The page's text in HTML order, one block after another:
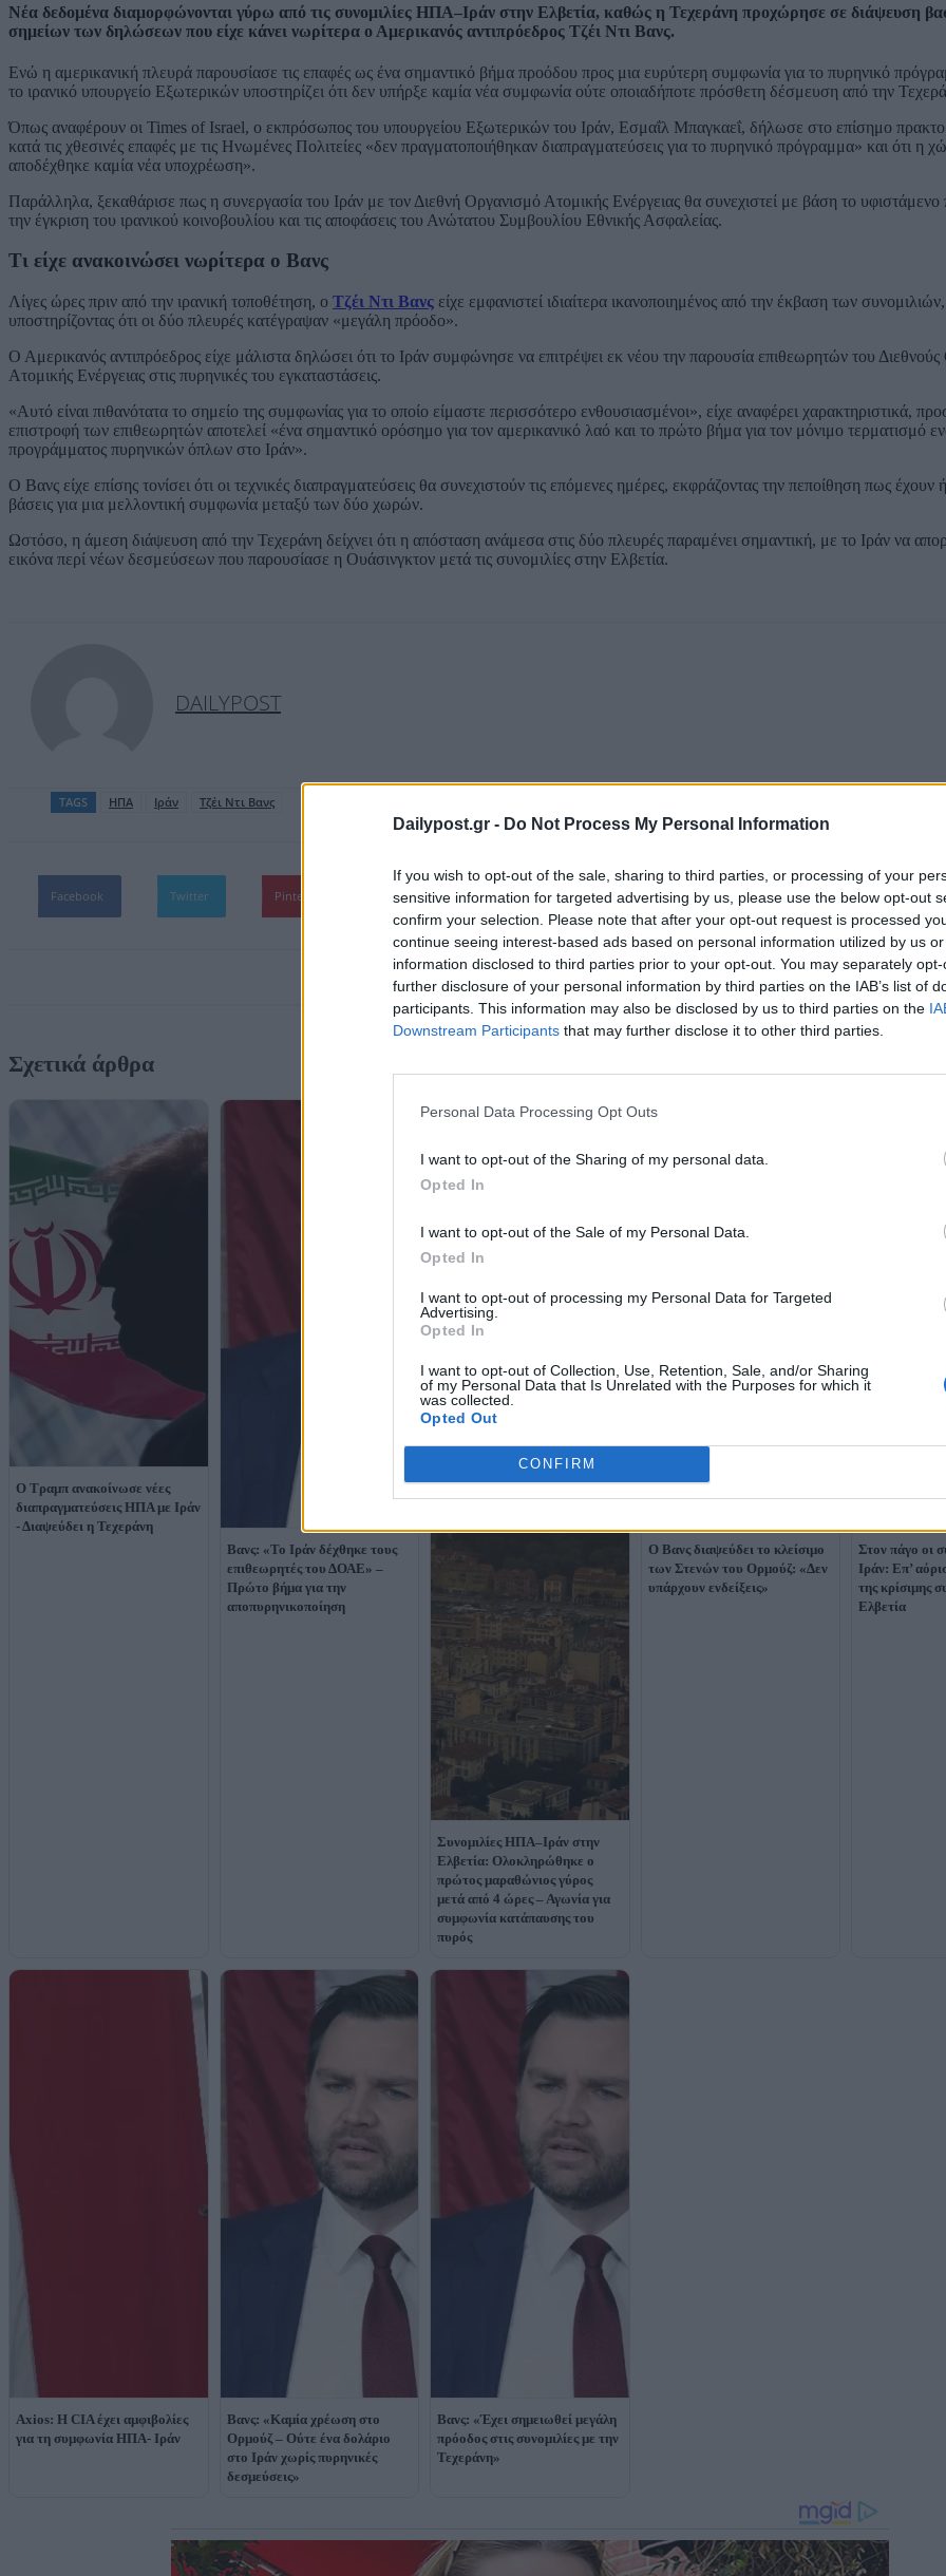
Dailypost.gr - Do Not Process My Personal Information
If you wish to opt-out of the sale, sharing to third parties, or processing of your
sensitive information for targeted advertising by us, please use the below opt-out
confirm your selection. Please note that after your opt-out request is processed
continue seeing interest-based ads based on personal information utilized by us
information disclosed to third parties prior to your opt-out. You may separately
further disclosure of your personal information by third parties on the IAB’s list of
participants. This information may also be disclosed by us to third parties on the
Downstream Participants that may further disclose it to other third parties.
Personal Data Processing Opt Outs
I want to opt-out of the Sharing of my personal data.
Opted In
I want to opt-out of the Sale of my Personal Data.
Opted In
I want to opt-out of processing my Personal Data for Targeted
Advertising.
Opted In
I want to opt-out of Collection, Use, Retention, Sale, and/or Sharing
of my Personal Data that Is Unrelated with the Purposes for which it
was collected.
Opted Out
CONFIRM
Νέα δεδομένα διαμορφώνονται γύρω από τις συνομιλίες ΗΠΑ–Ιράν στην Ελβετία, καθώς η Τεχεράνη προχώρησε σε διάψευση
σημείων των δηλώσεων που είχε κάνει νωρίτερα ο Αμερικανός αντιπρόεδρος Τζέι Ντι Βανς.
Ενώ η αμερικανική πλευρά παρουσίασε τις επαφές ως ένα σημαντικό βήμα προόδου προς μια ευρύτερη συμφωνία για το πυρηνικό
το ιρανικό υπουργείο Εξωτερικών υποστηρίζει ότι δεν υπήρξε καμία νέα συμφωνία ούτε οποιαδήποτε πρόσθετη δέσμευση από την
Όπως αναφέρουν οι Times of Israel, ο εκπρόσωπος του υπουργείου Εξωτερικών του Ιράν, Εσμαΐλ Μπαγκαεΐ, δήλωσε στο επίσημο
κατά τις χθεσινές επαφές με τις Ηνωμένες Πολιτείες «δεν πραγματοποιήθηκαν διαπραγματεύσεις για το πυρηνικό πρόγραμμα» και ότι η
αποδέχθηκε καμία νέα υποχρέωση».
Παράλληλα, ξεκαθάρισε πως η συνεργασία του Ιράν με τον Διεθνή Οργανισμό Ατομικής Ενέργειας θα συνεχιστεί με βάση το υφιστάμενο
την έγκριση του ιρανικού κοινοβουλίου και τις αποφάσεις του Ανώτατου Συμβουλίου Εθνικής Ασφαλείας.
Τι είχε ανακοινώσει νωρίτερα ο Βανς
Λίγες ώρες πριν από την ιρανική τοποθέτηση, ο Τζέι Ντι Βανς είχε εμφανιστεί ιδιαίτερα ικανοποιημένος από την έκβαση των συνομιλιών,
υποστηρίζοντας ότι οι δύο πλευρές κατέγραψαν «μεγάλη πρόοδο».
Ο Αμερικανός αντιπρόεδρος είχε μάλιστα δηλώσει ότι το Ιράν συμφώνησε να επιτρέψει εκ νέου την παρουσία επιθεωρητών του
Ατομικής Ενέργειας στις πυρηνικές του εγκαταστάσεις.
«Αυτό είναι πιθανότατα το σημείο της συμφωνίας για το οποίο είμαστε περισσότερο ενθουσιασμένοι», είχε αναφέρει χαρακτηριστικά,
επιστροφή των επιθεωρητών αποτελεί «ένα σημαντικό ορόσημο για τον αμερικανικό λαό και το πρώτο βήμα για τον μόνιμο τερματισμό
προγράμματος πυρηνικών όπλων στο Ιράν».
Ο Βανς είχε επίσης τονίσει ότι οι τεχνικές διαπραγματεύσεις θα συνεχιστούν τις επόμενες ημέρες, εκφράζοντας την πεποίθηση πως έχουν
βάσεις για μια μελλοντική συμφωνία μεταξύ των δύο χωρών.
Ωστόσο, η άμεση διάψευση από την Τεχεράνη δείχνει ότι η απόσταση ανάμεσα στις δύο πλευρές παραμένει σημαντική, με το Ιράν να
εικόνα περί νέων δεσμεύσεων που παρουσίασε η Ουάσινγκτον μετά τις συνομιλίες στην Ελβετία.
DAILYPOST
TAGS ΗΠΑ Ιράν Τζέι Ντι Βανς
Facebook Twitter Pinterest WhatsApp
Σχετικά άρθρα
Ο Τραμπ ανακοίνωσε νέες
διαπραγματεύσεις ΗΠΑ με Ιράν
- Διαψεύδει η Τεχεράνη
Βανς: «Το Ιράν δέχθηκε τους
επιθεωρητές του ΔΟΑΕ» –
Πρώτο βήμα για την
αποπυρηνικοποίηση
Συνομιλίες ΗΠΑ–Ιράν στην
Ελβετία: Ολοκληρώθηκε ο
πρώτος μαραθώνιος γύρος
μετά από 4 ώρες – Αγωνία για
συμφωνία κατάπαυσης του
πυρός
Ο Βανς διαψεύδει το κλείσιμο
των Στενών του Ορμούζ: «Δεν
υπάρχουν ενδείξεις»
Στον πάγο οι
Ιράν: Επ’
της κρίσιμης
Ελβετία
Axios: Η CIA έχει αμφιβολίες
για τη συμφωνία ΗΠΑ- Ιράν
Βανς: «Καμία χρέωση στο
Ορμούζ – Ούτε ένα δολάριο
στο Ιράν χωρίς πυρηνικές
δεσμεύσεις»
Βανς: «Έχει σημειωθεί μεγάλη
πρόοδος στις συνομιλίες με την
Τεχεράνη»